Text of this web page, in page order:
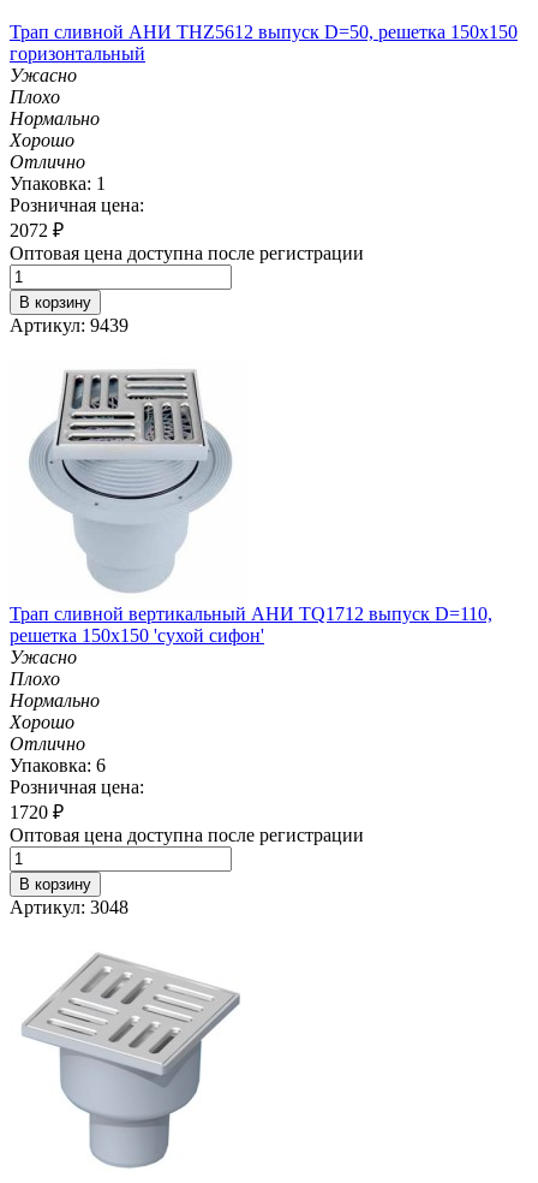
Трап сливной АНИ THZ5612 выпуск D=50, решетка 150х150
горизонтальный
Ужасно
Плохо
Нормально
Хорошо
Отлично
Упаковка: 1
Розничная цена:
2072 ₽
Оптовая цена доступна после регистрации
В корзину
Артикул: 9439
Трап сливной вертикальный АНИ TQ1712 выпуск D=110,
решетка 150х150 'сухой сифон'
Ужасно
Плохо
Нормально
Хорошо
Отлично
Упаковка: 6
Розничная цена:
1720 ₽
Оптовая цена доступна после регистрации
В корзину
Артикул: 3048